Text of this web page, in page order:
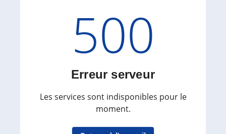
Code
500
Erreur serveur
Les services sont indisponibles pour le
moment.